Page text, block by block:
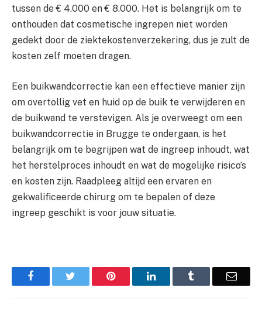
tussen de € 4.000 en € 8.000. Het is belangrijk om te
onthouden dat cosmetische ingrepen niet worden
gedekt door de ziektekostenverzekering, dus je zult de
kosten zelf moeten dragen.
Een buikwandcorrectie kan een effectieve manier zijn
om overtollig vet en huid op de buik te verwijderen en
de buikwand te verstevigen. Als je overweegt om een
buikwandcorrectie in Brugge te ondergaan, is het
belangrijk om te begrijpen wat de ingreep inhoudt, wat
het herstelproces inhoudt en wat de mogelijke risico’s
en kosten zijn. Raadpleeg altijd een ervaren en
gekwalificeerde chirurg om te bepalen of deze
ingreep geschikt is voor jouw situatie.
Facebook Pinterest LinkedIn Email